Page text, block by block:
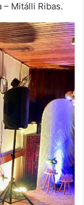
Mitálli Ribas.